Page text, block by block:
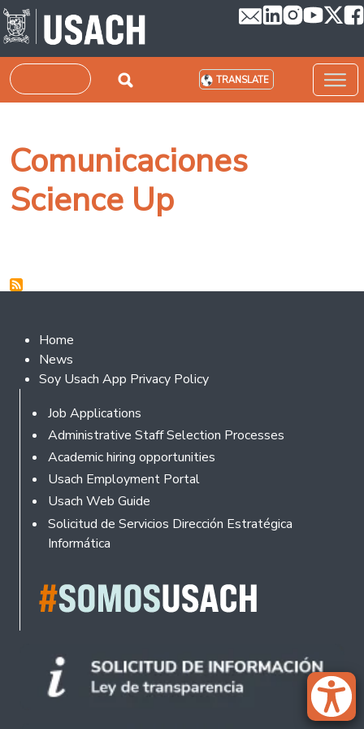
Skip to main content
Search TRANSLATE
Comunicaciones
Science Up
Footer 2
Home
News
Soy Usach App Privacy Policy
Footer
Job Applications
Administrative Staff Selection Processes
Academic hiring opportunities
Usach Employment Portal
Usach Web Guide
Solicitud de Servicios Dirección Estratégica
Informática